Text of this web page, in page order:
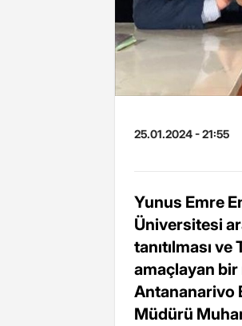
25.01.2024 - 21:55
Yunus Emre
Üniversitesi
tanıtılması
amaçlayan bir
Antananarivo
Müdürü